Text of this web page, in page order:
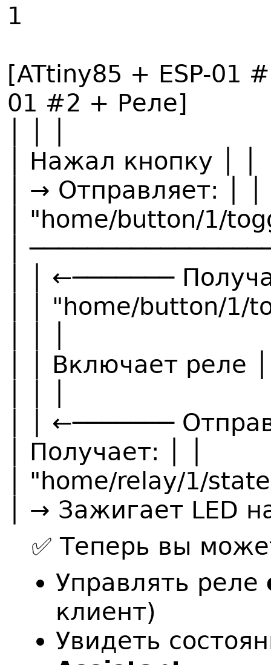
1
[ATtiny85 + ESP-01
01 #2 + Реле]
│ Нажал кнопку │ │
│ → Отправляет: │ │
│ "home/button/1/
│
│ │ ←───────
│ │ "home/button/1/
│ │ Включает реле │
│ │ ←───────
│ Получает: │ │
│ "home/relay/1/
│ → Зажигает LED
✅ Теперь вы
Управлять реле
клиент)
Увидеть